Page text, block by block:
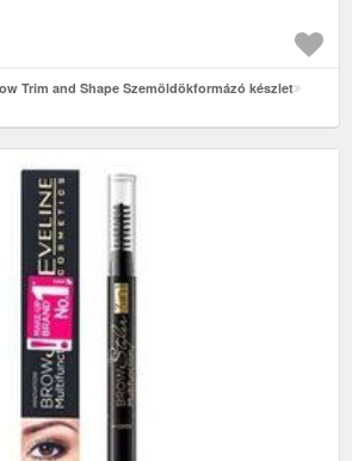
Trim and Shape Szemöldökformázó készlet